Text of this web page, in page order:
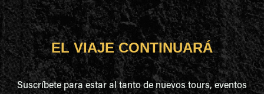
EL VIAJE CONTINUARÁ
Suscríbete para estar al tanto de nuevos tours, eventos